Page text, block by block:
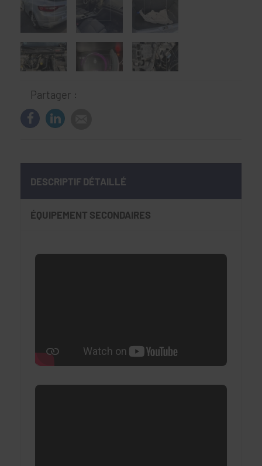
Partager :
DESCRIPTIF DÉTAILLÉ
ÉQUIPEMENT SECONDAIRES